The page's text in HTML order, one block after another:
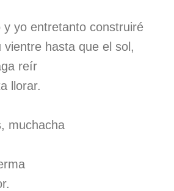
y yo entretanto construiré
vientre hasta que el sol,
reír
llorar.
muchacha